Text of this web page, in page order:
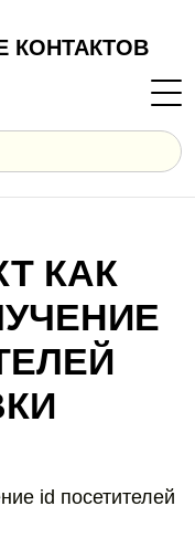
КОНТАКТОВ
КАК
id посетителей